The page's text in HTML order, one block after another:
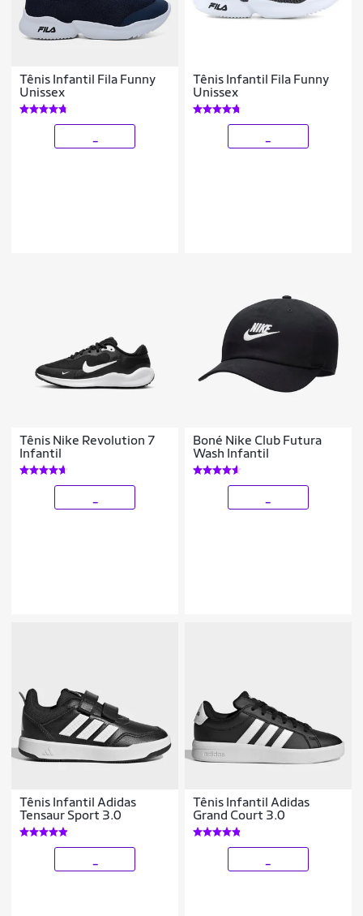
Tênis Infantil Fila Funny
Unissex
Tênis Infantil Fila Funny
Unissex
Tênis Nike Revolution 7
Infantil
Boné Nike Club Futura
Wash Infantil
Tênis Infantil Adidas
Tensaur Sport 3.0
Tênis Infantil Adidas
Grand Court 3.0